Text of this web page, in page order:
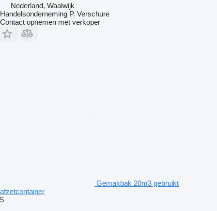
Nederland, Waalwijk
Handelsonderneming P. Verschure
Contact opnemen met verkoper
Gemakbak 20m3 gebruikt
afzetcontainer
5